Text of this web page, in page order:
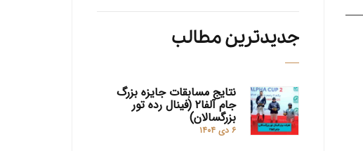
جدیدترین مطالب
نتایج مسابقات جایزه بزرگ
جام آلفا۲ (فینال رده تور
بزرگسالان)
۶ دی ۱۴۰۴